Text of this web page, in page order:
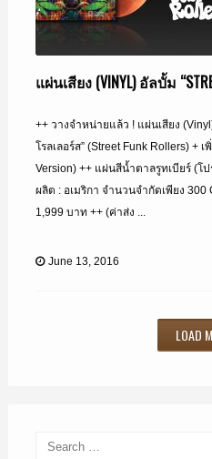
แผ่นเสียง (VINYL) อัลบั้ม
++ วางจำหน่ายแล้ว ! แผ่นเสียง
โรลเลอร์ส” (Street Funk Rollers) +
Version) ++ แผ่นสีน้ำตาลรูทเบียร์ (โ
ผลิต : อเมริกา จำนวนจำกัดเพียง
1,999 บาท ++ (ค่าส่ง ...
June 13, 2016
LOAD
Search